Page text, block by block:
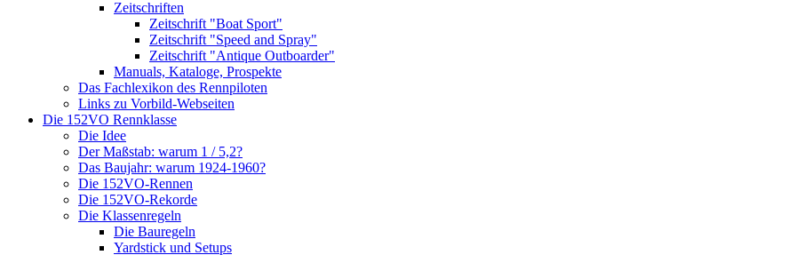
Zeitschriften
Zeitschrift "Boat Sport"
Zeitschrift "Speed and Spray"
Zeitschrift "Antique Outboarder"
Manuals, Kataloge, Prospekte
Das Fachlexikon des Rennpiloten
Links zu Vorbild-Webseiten
Die 152VO Rennklasse
Die Idee
Der Maßstab: warum 1 / 5,2?
Das Baujahr: warum 1924-1960?
Die 152VO-Rennen
Die 152VO-Rekorde
Die Klassenregeln
Die Bauregeln
Yardstick und Setups